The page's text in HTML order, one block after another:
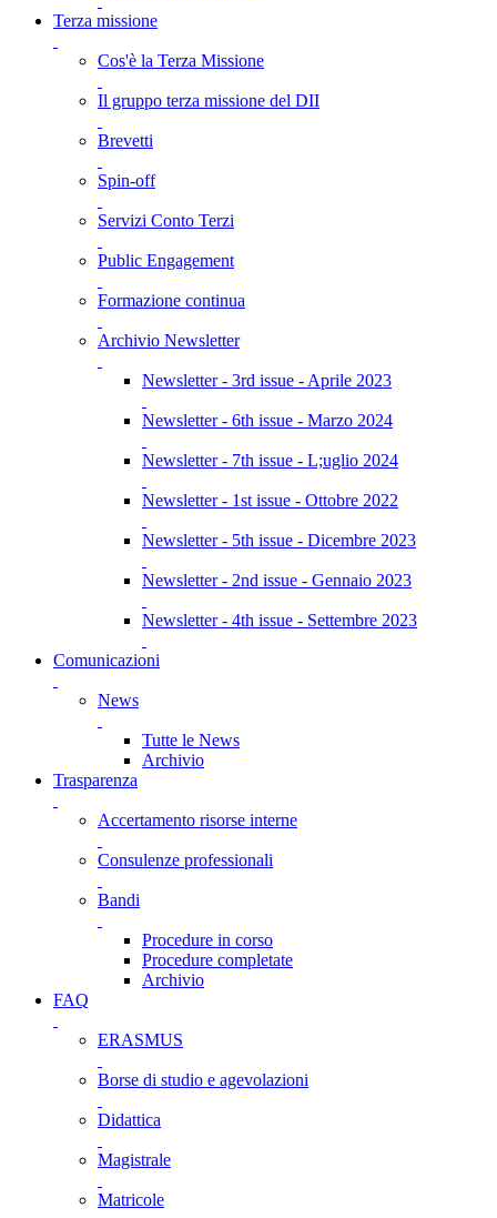
Terza missione
Cos'è la Terza Missione
Il gruppo terza missione del DII
Brevetti
Spin-off
Servizi Conto Terzi
Public Engagement
Formazione continua
Archivio Newsletter
Newsletter - 3rd issue - Aprile 2023
Newsletter - 6th issue - Marzo 2024
Newsletter - 7th issue - L;uglio 2024
Newsletter - 1st issue - Ottobre 2022
Newsletter - 5th issue - Dicembre 2023
Newsletter - 2nd issue - Gennaio 2023
Newsletter - 4th issue - Settembre 2023
Comunicazioni
News
Tutte le News
Archivio
Trasparenza
Accertamento risorse interne
Consulenze professionali
Bandi
Procedure in corso
Procedure completate
Archivio
FAQ
ERASMUS
Borse di studio e agevolazioni
Didattica
Magistrale
Matricole